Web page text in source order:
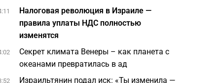
Налоговая революция в Израиле —
правила уплаты НДС полностью
изменятся
Секрет климата Венеры – как планета с
океанами превратилась в ад
Израильтянин подал иск: «Ты изменила —